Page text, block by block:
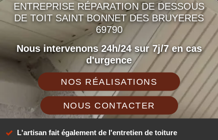
ENTREPRISE RÉPARATION DE DESSOUS
DE TOIT SAINT BONNET DES BRUYERES
69790
Nous intervenons 24h/24 sur 7j/7 en cas
d'urgence
NOS RÉALISATIONS
NOUS CONTACTER
L'artisan fait également de l'entretien de toiture